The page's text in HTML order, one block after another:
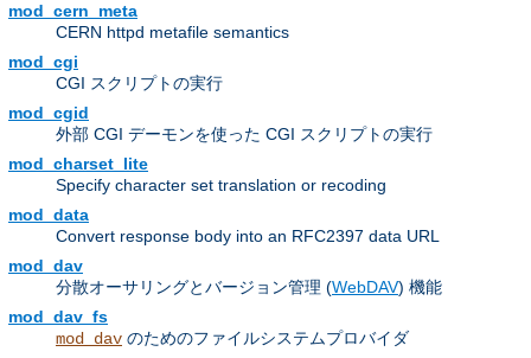
mod_cern_meta
CERN httpd metafile semantics
mod_cgi
CGI スクリプトの実行
mod_cgid
外部 CGI デーモンを使った CGI スクリプトの実行
mod_charset_lite
Specify character set translation or recoding
mod_data
Convert response body into an RFC2397 data URL
mod_dav
分散オーサリングとバージョン管理 (WebDAV) 機能
mod_dav_fs
mod_dav のためのファイルシステムプロバイダ